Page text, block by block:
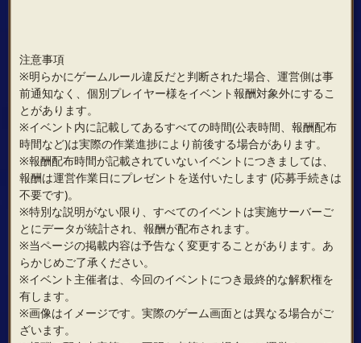
注意事項
※明らかにゲームルール違反だと判断された場合、運営側は事
前通知なく、個別プレイヤー様をイベント報酬対象外にするこ
とがあります。
※イベント内に記載してあるすべての時間(公表時間、報酬配布
時間など)は実際の作業進捗により前後する場合があります。
※報酬配布時間が記載されていないイベントにつきましては、
報酬は運営作業日にプレゼントを送付いたします (応募手続きは
不要です)。
※特別な説明がない限り、すべてのイベントは実施サーバーご
とにデータが統計され、報酬が配布されます。
※当ページの掲載内容は予告なく変更することがあります。あ
らかじめご了承ください。
※イベント主催者は、今回のイベントにつき最終的な解釈権を
有します。
※画像はイメージです。実際のゲーム画面とは異なる場合がご
ざいます。